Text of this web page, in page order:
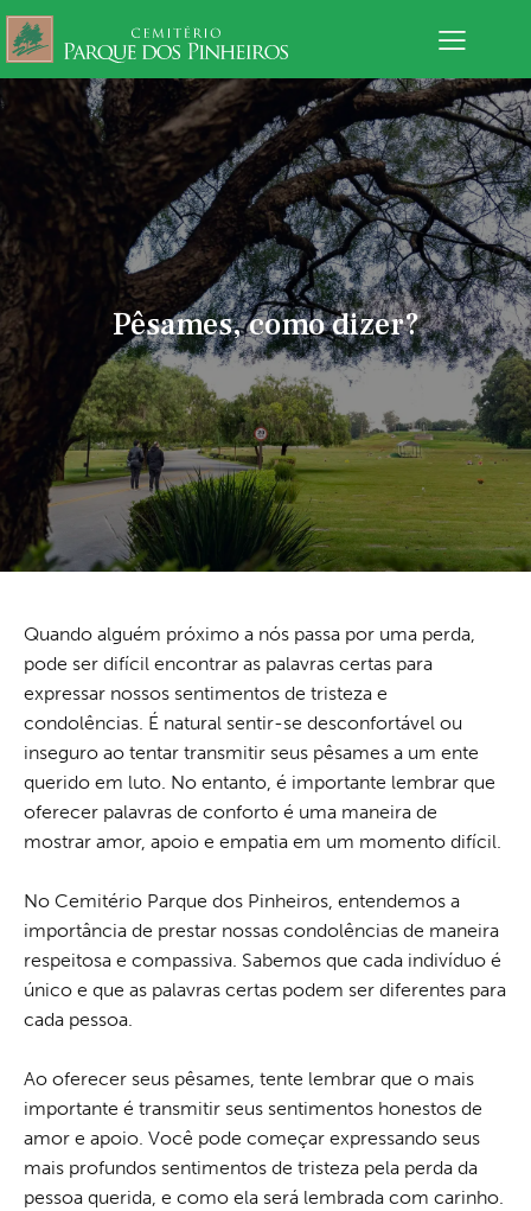
Pêsames, como dizer?
Quando alguém próximo a nós passa por uma perda,
pode ser difícil encontrar as palavras certas para
expressar nossos sentimentos de tristeza e
condolências. É natural sentir-se desconfortável ou
inseguro ao tentar transmitir seus pêsames a um ente
querido em luto. No entanto, é importante lembrar que
oferecer palavras de conforto é uma maneira de
mostrar amor, apoio e empatia em um momento difícil.
No Cemitério Parque dos Pinheiros, entendemos a
importância de prestar nossas condolências de maneira
respeitosa e compassiva. Sabemos que cada indivíduo é
único e que as palavras certas podem ser diferentes para
cada pessoa.
Ao oferecer seus pêsames, tente lembrar que o mais
importante é transmitir seus sentimentos honestos de
amor e apoio. Você pode começar expressando seus
mais profundos sentimentos de tristeza pela perda da
pessoa querida, e como ela será lembrada com carinho.